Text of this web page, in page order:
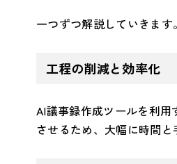
一つずつ解説していきます。
工程の削減と効率化
AI議事録作成ツールを利
させるため、大幅に時間と